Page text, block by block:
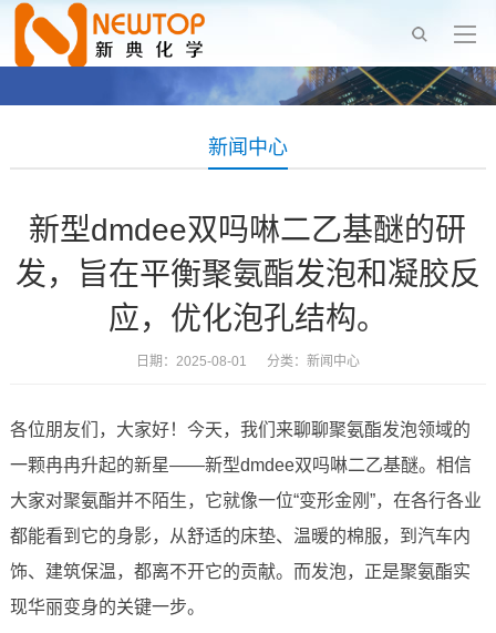
新闻中心
新型dmdee双吗啉二乙基醚的研
发，旨在平衡聚氨酯发泡和凝胶反
应，优化泡孔结构。
日期：2025-08-01 分类： 新闻中心
各位朋友们，大家好！今天，我们来聊聊聚氨酯发泡领域的
一颗冉冉升起的新星——新型dmdee双吗啉二乙基醚。相信
大家对聚氨酯并不陌生，它就像一位“变形金刚”，在各行各业
都能看到它的身影，从舒适的床垫、温暖的棉服，到汽车内
饰、建筑保温，都离不开它的贡献。而发泡，正是聚氨酯实
现华丽变身的关键一步。